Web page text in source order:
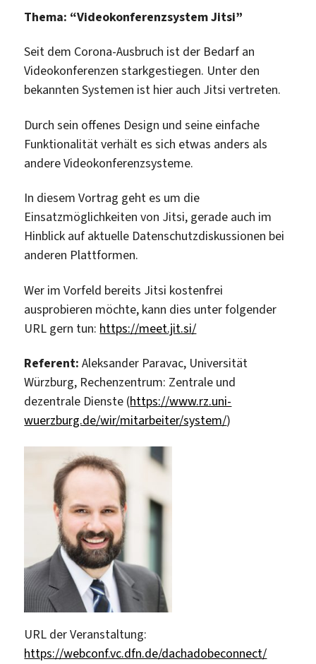
Thema: “Videokonferenzsystem Jitsi”
Seit dem Corona-Ausbruch ist der Bedarf an
Videokonferenzen starkgestiegen. Unter den
bekannten Systemen ist hier auch Jitsi vertreten.
Durch sein offenes Design und seine einfache
Funktionalität verhält es sich etwas anders als
andere Videokonferenzsysteme.
In diesem Vortrag geht es um die
Einsatzmöglichkeiten von Jitsi, gerade auch im
Hinblick auf aktuelle Datenschutzdiskussionen bei
anderen Plattformen.
Wer im Vorfeld bereits Jitsi kostenfrei
ausprobieren möchte, kann dies unter folgender
URL gern tun: https://meet.jit.si/
Referent:Aleksander Paravac, Universität
Würzburg, Rechenzentrum: Zentrale und
dezentrale Dienste (https://www.rz.uni-
wuerzburg.de/wir/mitarbeiter/system/)
URL der Veranstaltung:
https://webconf.vc.dfn.de/dachadobeconnect/